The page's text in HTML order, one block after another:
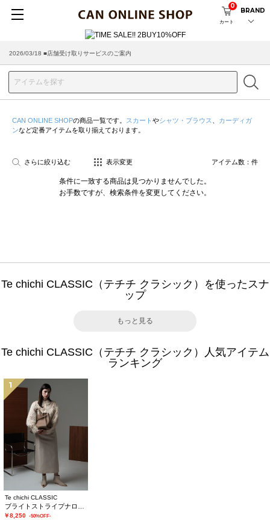
カート
0
BRAND
2026/03/18 ■店舗受け取りサービスのご案内
CAN ONLINE SHOPの商品一覧です。 スカート やシャツ・ブラウス
カーディガ
ンなど定番アイテムを取り揃えております。
さらに絞り込む 表示変更 アイテム数： 件
条件に一致する商品は見つかりませんでした。
お手数ですが、検索条件を変更してください。
Te chichi CLASSIC（テチチ クラシック）を使ったスナ
ップ
もっと見る
Te chichi CLASSIC（テチチ クラシック）人気アイテム
ランキング
1
Te chichi CLASSIC
￥8,250 -50%OFF-